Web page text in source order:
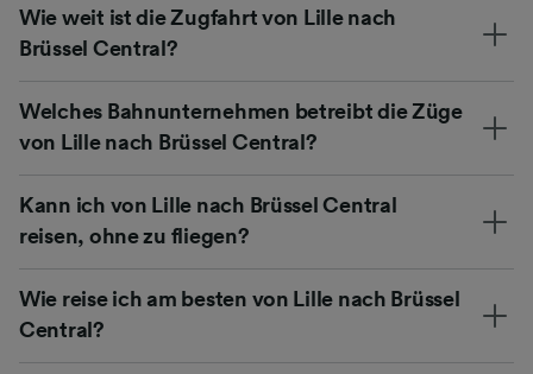
Wie weit ist die Zugfahrt von Lille nach
Brüssel Central?
Welches Bahnunternehmen betreibt die Züge
von Lille nach Brüssel Central?
Kann ich von Lille nach Brüssel Central
reisen, ohne zu fliegen?
Wie reise ich am besten von Lille nach Brüssel
Central?